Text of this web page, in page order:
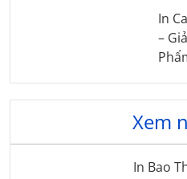
In
–
Xem
In Bao